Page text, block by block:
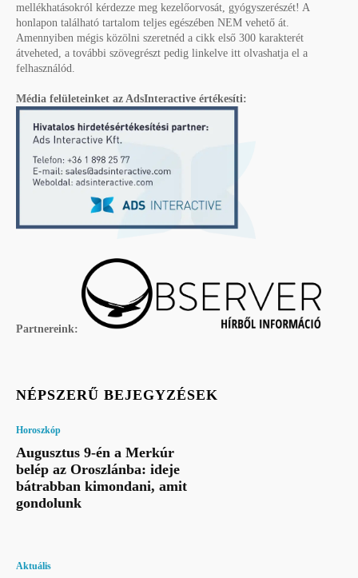
mellékhatásokról kérdezze meg kezelőorvosát, gyógyszerészét! A
honlapon található tartalom teljes egészében NEM vehető át.
Amennyiben mégis közölni szeretnéd a cikk első 300 karakterét
átveheted, a további szövegrészt pedig linkelve itt olvashatja el a
felhasználód.
Média felületeinket az AdsInteractive értékesíti:
Partnereink:
NÉPSZERŰ BEJEGYZÉSEK
Horoszkóp
Augusztus 9-én a Merkúr
belép az Oroszlánba: ideje
bátrabban kimondani, amit
gondolunk
Aktuális